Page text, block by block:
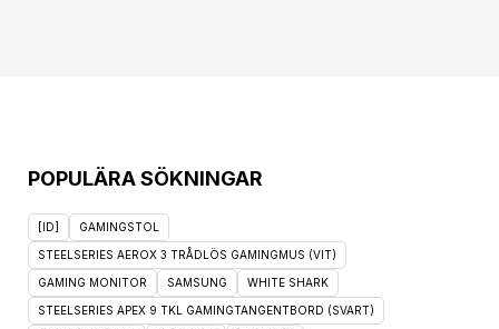
POPULÄRA SÖKNINGAR
[ID] GAMINGSTOL
STEELSERIES AEROX 3 TRÅDLÖS GAMINGMUS (VIT)
GAMING MONITOR SAMSUNG WHITE SHARK
STEELSERIES APEX 9 TKL GAMINGTANGENTBORD (SVART)